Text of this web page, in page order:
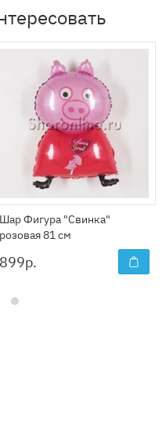
Шар Фигура "Свинка"
розовая 81 см
899р.